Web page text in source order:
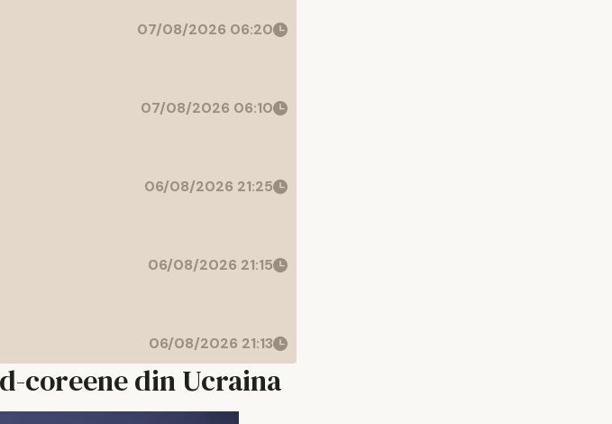
07/08/2026 06:20
07/08/2026 06:10
06/08/2026 21:25
06/08/2026 21:15
06/08/2026 21:13
coreene din Ucraina